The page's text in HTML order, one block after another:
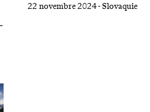
accessible massif des Tatras,
22 novembre 2024-Slovaquie